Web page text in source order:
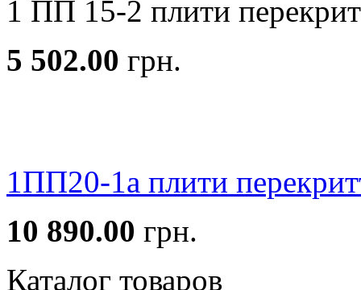
1 ПП 15-2 плити
5 502.00 грн.
1ПП20-1а плити
10 890.00 грн.
Каталог товаров